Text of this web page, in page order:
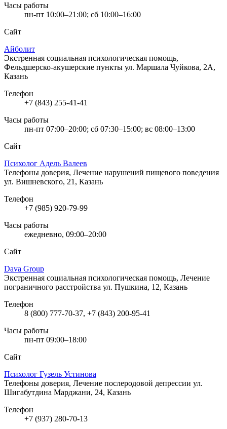
Часы работы
пн-пт 10:00–21:00; сб 10:00–16:00
Сайт
Айболит
Экстренная социальная психологическая помощь,
Фельдшерско-акушерские пункты ул. Маршала Чуйкова, 2А,
Казань
Телефон
+7 (843) 255-41-41
Часы работы
пн-пт 07:00–20:00; сб 07:30–15:00; вс 08:00–13:00
Сайт
Психолог Адель Валеев
Телефоны доверия, Лечение нарушений пищевого поведения
ул. Вишневского, 21, Казань
Телефон
+7 (985) 920-79-99
Часы работы
ежедневно, 09:00–20:00
Сайт
Dava Group
Экстренная социальная психологическая помощь, Лечение
пограничного расстройства ул. Пушкина, 12, Казань
Телефон
8 (800) 777-70-37, +7 (843) 200-95-41
Часы работы
пн-пт 09:00–18:00
Сайт
Психолог Гузель Устинова
Телефоны доверия, Лечение послеродовой депрессии ул.
Шигабутдина Марджани, 24, Казань
Телефон
+7 (937) 280-70-13